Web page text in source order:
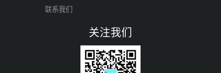
联系我们
关注我们